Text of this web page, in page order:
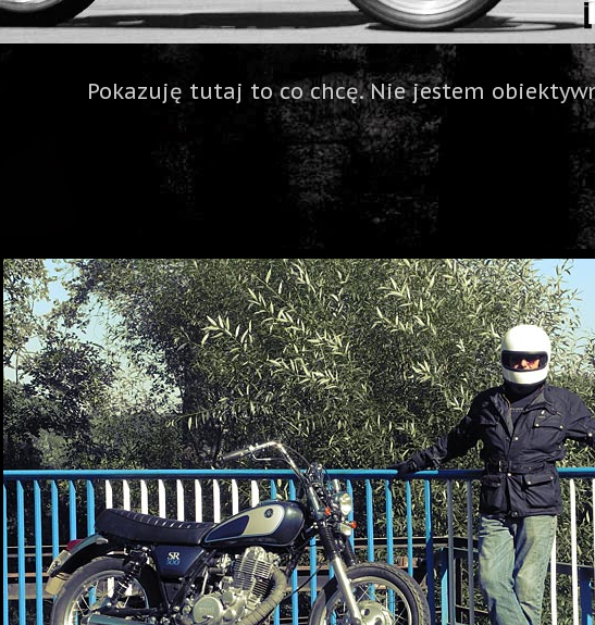
Pokazuję tutaj to co chcę. Nie jestem